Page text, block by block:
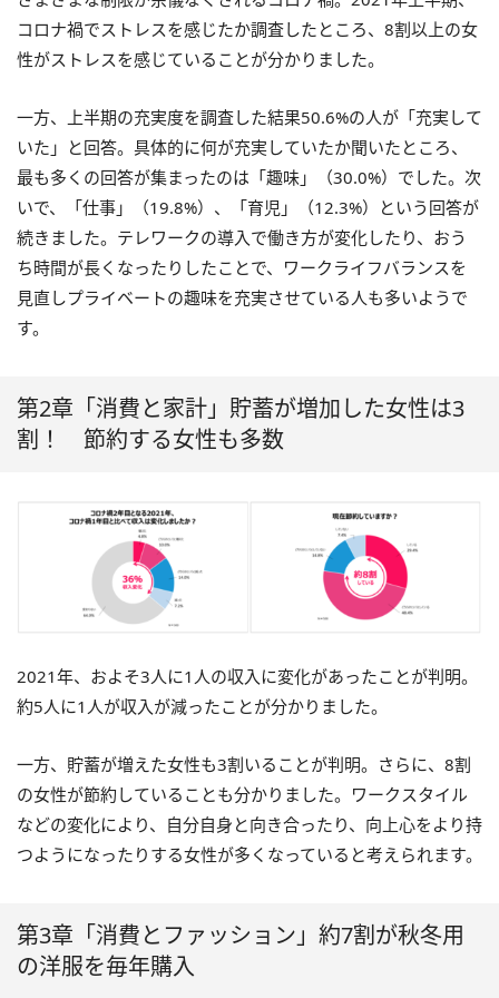
コロナ禍でストレスを感じたか調査したところ、8割以上の女
性がストレスを感じていることが分かりました。
一方、上半期の充実度を調査した結果50.6%の人が「充実して
いた」と回答。具体的に何が充実していたか聞いたところ、
最も多くの回答が集まったのは「趣味」（30.0%）でした。次
いで、「仕事」（19.8%）、「育児」（12.3%）という回答が
続きました。テレワークの導入で働き方が変化したり、おう
ち時間が長くなったりしたことで、ワークライフバランスを
見直しプライベートの趣味を充実させている人も多いようで
す。
第2章「消費と家計」貯蓄が増加した女性は3
割！ 節約する女性も多数
2021年、およそ3人に1人の収入に変化があったことが判明。
約5人に1人が収入が減ったことが分かりました。
一方、貯蓄が増えた女性も3割いることが判明。さらに、8割
の女性が節約していることも分かりました。ワークスタイル
などの変化により、自分自身と向き合ったり、向上心をより持
つようになったりする女性が多くなっていると考えられます。
第3章「消費とファッション」約7割が秋冬用
の洋服を毎年購入